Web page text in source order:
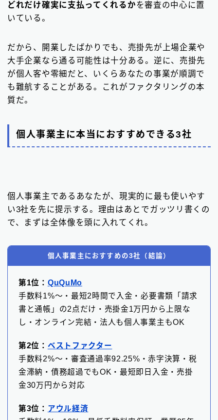
どれだけ確実に支払ってくれるかを審査の中心に置
いている。
だから、開業したばかりでも、売掛先が上場企業や
大手企業なら通る可能性は十分ある。逆に、売掛先
が個人客や零細だと、いくらあなたの事業が順調で
も難航することがある。これがファクタリングの本
質だ。
個人事業主に本当におすすめできる3社
個人事業主であるあなたが、現実的に最も使いやす
い3社を先に提示する。理由はあとでガッツリ書くの
で、まずは全体像を頭に入れてくれ。
個人事業主におすすめの3社（結論）
第1位： QuQuMo
手数料1%〜・最短2時間で入金・必要書類「請求
書と通帳」の2点だけ・売掛金1万円から上限な
し・オンライン完結・法人も個人事業主もOK
第2位： ベストファクター
手数料2%〜・審査通過率92.25%・赤字決算・税
金滞納・債務超過でもOK・最短即日入金・売掛
金30万円から対応
第3位： アウル経済